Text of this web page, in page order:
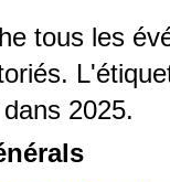
tous les
2025.